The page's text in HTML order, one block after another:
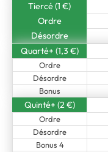
Tiercé (1 €)
Ordre
Désordre
Quarté+ (1,3 €)
Ordre
Désordre
Bonus
Quinté+ (2 €)
Ordre
Désordre
Bonus 4